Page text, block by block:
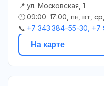
📍 ул. Московская, 1
🕒 09:00-17:00, пн, вт,
📞 +7 343 384-55-30, +7
На карте